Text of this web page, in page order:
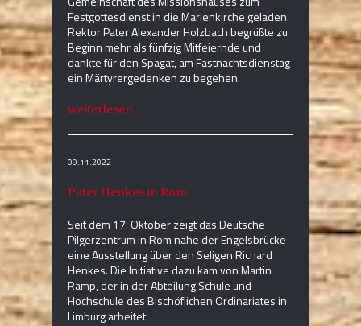
Festgottesdienst in die Marienkirche geladen.
Rektor Pater Alexander Holzbach begrüßte zu
Beginn mehr als fünfzig Mitfeiernde und
dankte für den Spagat, am Fastnachtsdienstag
ein Märtyrergedenken zu begehen.
weiterlesen...
09.11.2022
Pater Henkes in Rom
Seit dem 17. Oktober zeigt das Deutsche
Pilgerzentrum in Rom nahe der Engelsbrücke
eine Ausstellung über den Seligen Richard
Henkes. Die Initiative dazu kam von Martin
Ramp, der in der Abteilung Schule und
Hochschule des Bischöflichen Ordinariates in
Limburg arbeitet.